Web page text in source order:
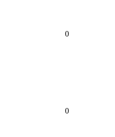
0
0